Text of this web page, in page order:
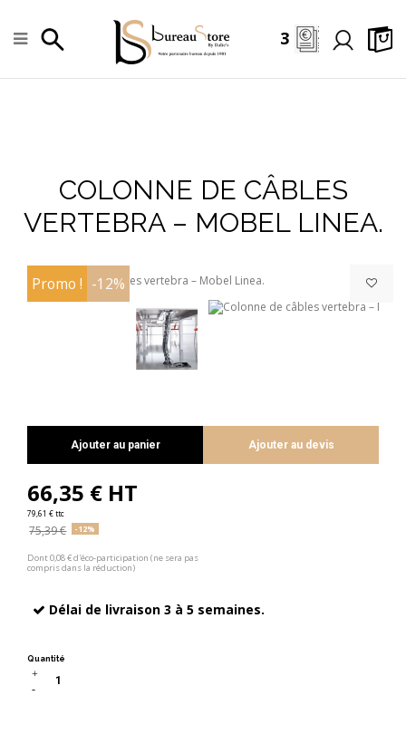
3
COLONNE DE CÂBLES
VERTEBRA – MOBEL LINEA.
Promo ! -12% +
Ajouter au panier Ajouter au devis
66,35 € HT
79,61 € ttc
75,39 € -12%
Dont 0,08 € d'éco-participation (ne sera pas
compris dans la réduction)
Délai de livraison 3 à 5 semaines.
Quantité